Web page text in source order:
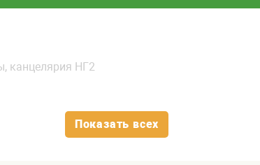
канцелярия НГ2
Показать всех